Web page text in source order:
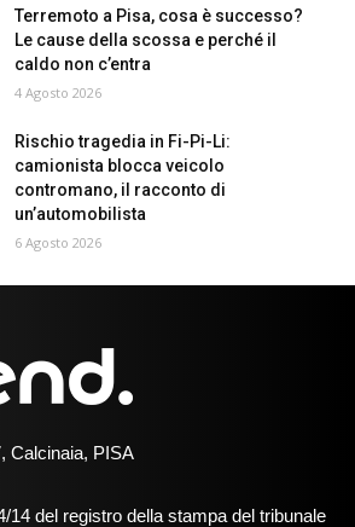
Terremoto a Pisa, cosa è successo?
Le cause della scossa e perché il
caldo non c’entra
4 Agosto 2026
Rischio tragedia in Fi-Pi-Li:
camionista blocca veicolo
contromano, il racconto di
un’automobilista
6 Agosto 2026
Calcinaia, PISA
14 del registro della stampa del tribunale